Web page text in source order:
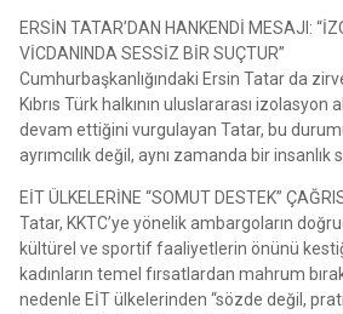
ERSİN TATAR’DAN HANKENDİ MESAJI:
VİCDANINDA SESSİZ BİR SUÇTUR”
Cumhurbaşkanlığındaki Ersin Tatar da
Kıbrıs Türk halkının uluslararası izolasyon
devam ettiğini vurgulayan Tatar, bu
ayrımcılık değil, aynı zamanda bir insanlık
EİT ÜLKELERİNE “SOMUT DESTEK”
Tatar, KKTC’ye yönelik ambargoların
kültürel ve sportif faaliyetlerin önünü
kadınların temel fırsatlardan mahrum
nedenle EİT ülkelerinden “sözde değil,